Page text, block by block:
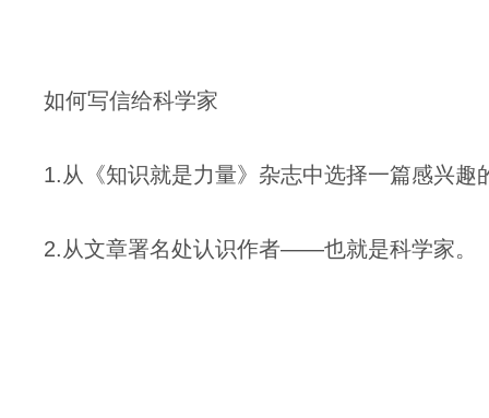
如何写信给科学家
1.从《知识就是力量》杂志中选择一篇感兴趣
2.从文章署名处认识作者——也就是科学家。